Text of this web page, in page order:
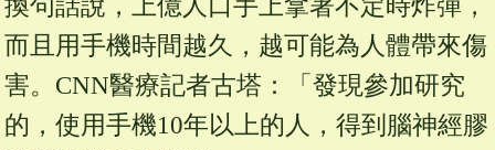
換句話說，上億人口手上拿著不定時炸彈，
而且用手機時間越久，越可能為人體帶來傷
害。CNN醫療記者古塔：「發現參加研究
的，使用手機10年以上的人，得到腦神經膠